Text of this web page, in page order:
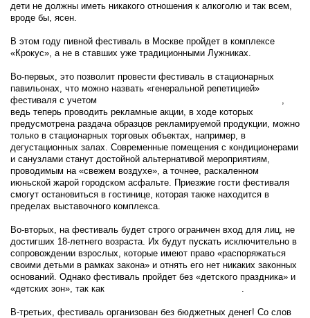
дети не должны иметь никакого отношения к алкоголю и так всем,
вроде бы, ясен.
В этом году пивной фестиваль в Москве пройдет в комплексе
«Крокус», а не в ставших уже традиционными Лужниках.
Во-первых, это позволит провести фестиваль в стационарных
павильонах, что можно назвать «генеральной репетицией»
фестиваля с учетом
,
ведь теперь проводить рекламные акции, в ходе которых
предусмотрена раздача образцов рекламируемой продукции, можно
только в стационарных торговых объектах, например, в
дегустационных залах. Современные помещения с кондиционерами
и санузлами станут достойной альтернативой мероприятиям,
проводимым на «свежем воздухе», а точнее, раскаленном
июньской жарой городском асфальте. Приезжие гости фестиваля
смогут остановиться в гостинице, которая также находится в
пределах выставочного комплекса.
Во-вторых, на фестиваль будет строго ограничен вход для лиц, не
достигших 18-летнего возраста. Их будут пускать исключительно в
сопровождении взрослых, которые имеют право «распоряжаться
своими детьми в рамках закона» и отнять его нет никаких законных
оснований. Однако фестиваль пройдет без «детского праздника» и
«детских зон», так как
.
В-третьих, фестиваль организован без бюджетных денег! Со слов